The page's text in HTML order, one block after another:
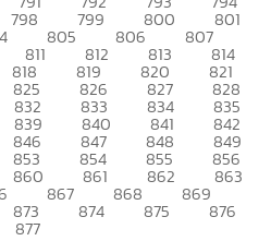
798 799 800 801
805 806 807
811 812 813 814
818 819 820 821
825 826 827 828
832 833 834 835
839 840 841 842
846 847 848 849
853 854 855 856
860 861 862 863
867 868 869
873 874 875 876
877